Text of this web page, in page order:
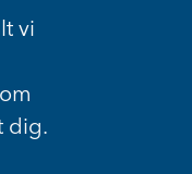
vi
dig.